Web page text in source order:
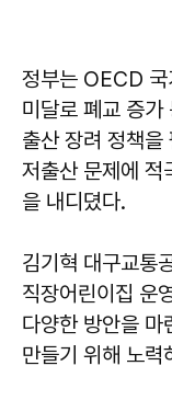
정부는 OECD 국
미달로 폐교 증가
출산 장려 정책을
저출산 문제에 적
을 내디뎠다.
김기혁 대구교통
직장어린이집 운
다양한 방안을 마
만들기 위해 노력